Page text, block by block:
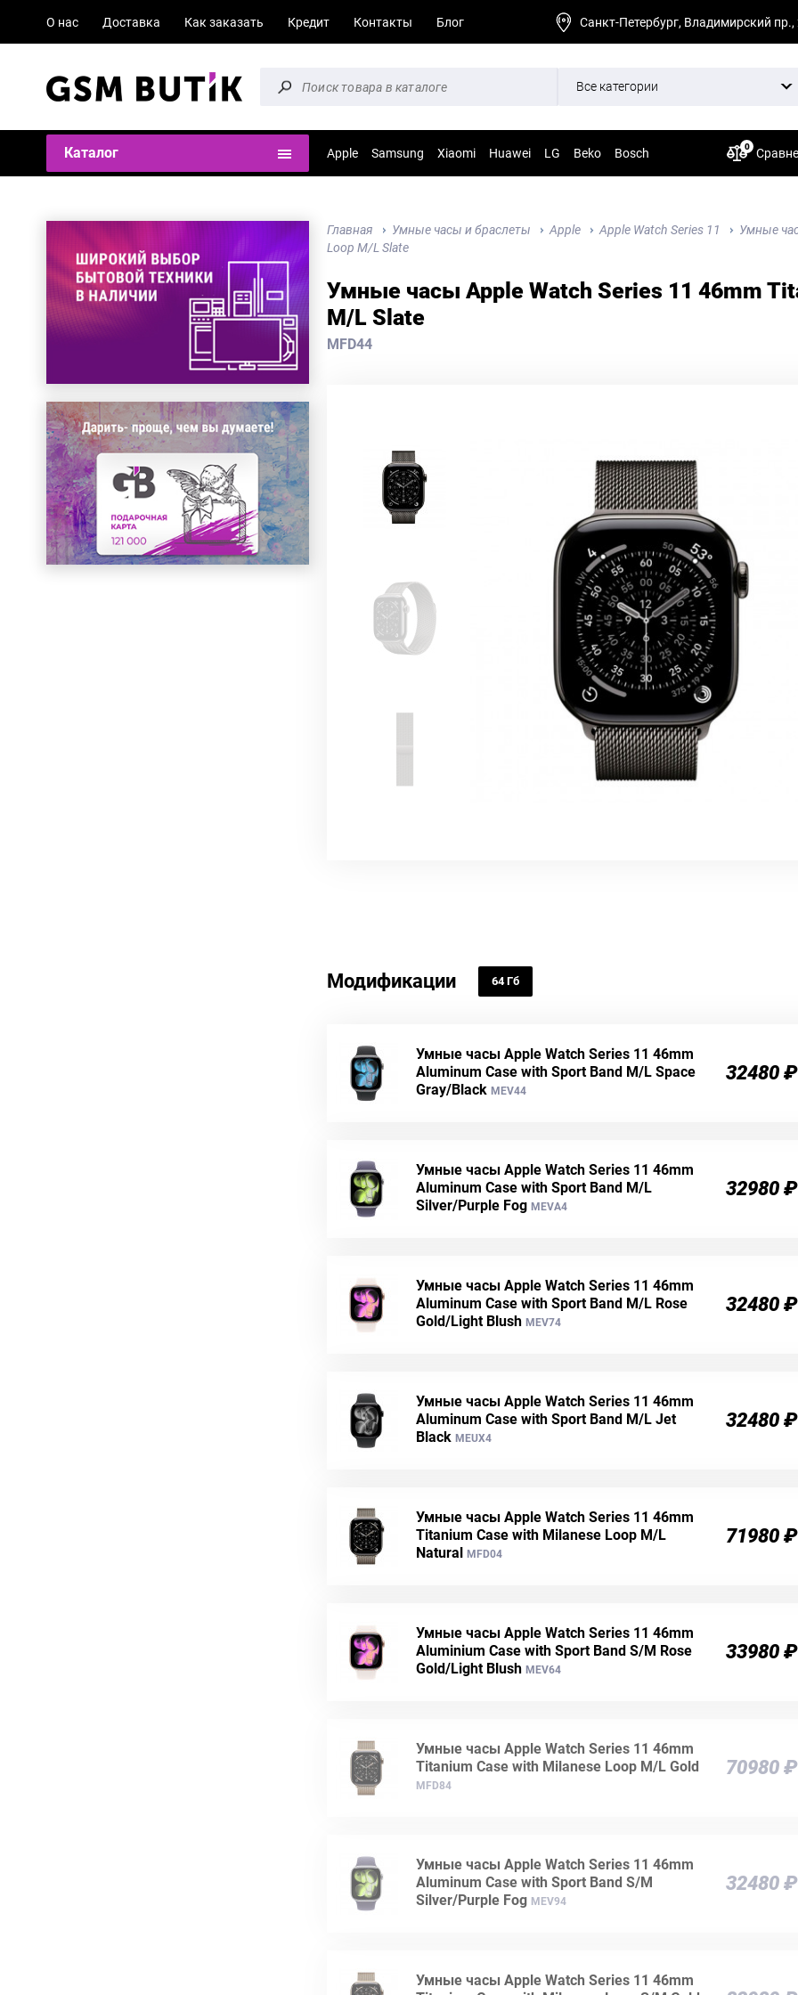
О нас Доставка Как заказать Кредит Контакты Блог Санкт-Петербург, Владимирский пр.,
Все категории
Каталог Apple Samsung Xiaomi Huawei LG Beko Bosch 0
Главная Умные часы и браслеты Apple Apple Watch Series 11
Умные
Loop M/L Slate
Умные часы Apple Watch Series 11 46mm
M/L Slate
MFD44
Модификации 64 Гб
Умные часы Apple Watch Series 11 46mm
Aluminum Case with Sport Band M/L Space
Gray/Black MEV44
32480 ₽
Умные часы Apple Watch Series 11 46mm
Aluminum Case with Sport Band M/L
Silver/Purple Fog MEVA4
32980 ₽
Умные часы Apple Watch Series 11 46mm
Aluminum Case with Sport Band M/L Rose
Gold/Light Blush MEV74
32480 ₽
Умные часы Apple Watch Series 11 46mm
Aluminum Case with Sport Band M/L Jet
Black MEUX4
32480 ₽
Умные часы Apple Watch Series 11 46mm
Titanium Case with Milanese Loop M/L
Natural
MFD04
71980 ₽
Умные часы Apple Watch Series 11 46mm
Aluminium Case with Sport Band S/M Rose
Gold/Light Blush MEV64
33980 ₽
Умные часы Apple Watch Series 11 46mm
Titanium Case with Milanese Loop M/L Gold
MFD84
70980 ₽
Умные часы Apple Watch Series 11 46mm
Aluminum Case with Sport Band S/M
Silver/Purple Fog MEV94
32480 ₽
Умные часы Apple Watch Series 11 46mm